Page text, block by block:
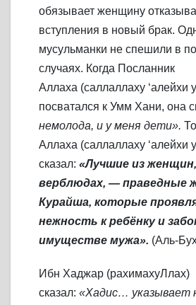
обязывает женщину
вступления в новый брак.
мусульманки не спешили в
случаях. Когда Посланник
Аллаха (саллаллаху ‘алейхи
посватался к Умм Хани, она
немолода, и у меня дети».
Аллаха (саллаллаху ‘алейхи
сказал: «Лучшие из
верблюдах, — праведные
Курайша, которые
нежность к ребёнку и
имуществе мужа». (Аль-
Ибн Хаджар (рахимахуЛлах)
сказал: «Хадис… указывает